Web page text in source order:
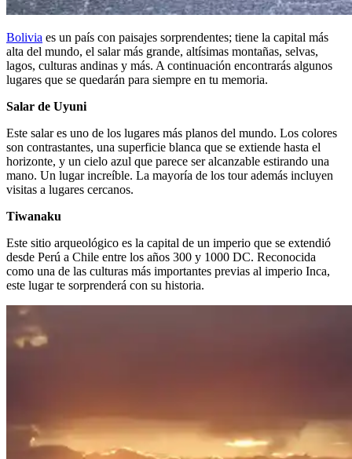
Bolivia es un país con paisajes sorprendentes; tiene la capital más
alta del mundo, el salar más grande, altísimas montañas, selvas,
lagos, culturas andinas y más. A continuación encontrarás algunos
lugares que se quedarán para siempre en tu memoria.
Salar de Uyuni
Este salar es uno de los lugares más planos del mundo. Los colores
son contrastantes, una superficie blanca que se extiende hasta el
horizonte, y un cielo azul que parece ser alcanzable estirando una
mano. Un lugar increíble. La mayoría de los tour además incluyen
visitas a lugares cercanos.
Tiwanaku
Este sitio arqueológico es la capital de un imperio que se extendió
desde Perú a Chile entre los años 300 y 1000 DC. Reconocida
como una de las culturas más importantes previas al imperio Inca,
este lugar te sorprenderá con su historia.